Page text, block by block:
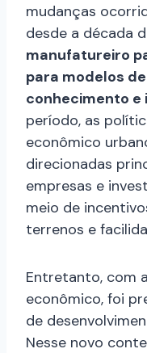
mudanças
desde a década
manufatureiro
para modelos
conhecimento e
período, as
econômico
direcionadas
empresas e
meio de
terrenos e
Entretanto, com
econômico, foi
de
Nesse novo